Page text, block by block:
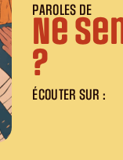
PAROLES DE
Ne
?
ÉCOUTER SUR :